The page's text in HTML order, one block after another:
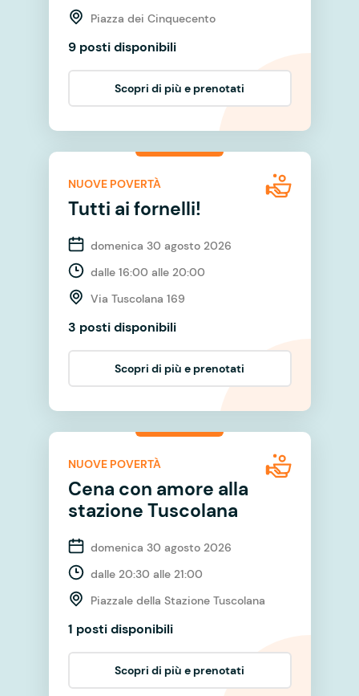
Piazza dei Cinquecento
9 posti disponibili
Scopri di più e prenotati
NUOVE POVERTÀ
Tutti ai fornelli!
domenica 30 agosto 2026
dalle 16:00 alle 20:00
Via Tuscolana 169
3 posti disponibili
Scopri di più e prenotati
NUOVE POVERTÀ
Cena con amore alla
stazione Tuscolana
domenica 30 agosto 2026
dalle 20:30 alle 21:00
Piazzale della Stazione Tuscolana
1 posti disponibili
Scopri di più e prenotati